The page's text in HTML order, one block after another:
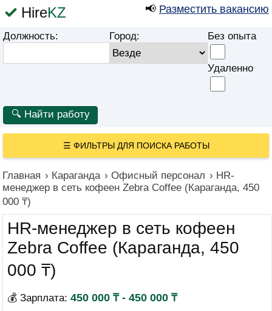
HireKZ 📢 Разместить вакансию
Должность: Город: Без опыта
Удаленно
☰ ФИЛЬТРЫ ДЛЯ ПОИСКА РАБОТЫ
Главная › Караганда › Офисный персонал › HR-
менеджер в сеть кофеен Zebra Coffee (Караганда, 450
000 ₸)
HR-менеджер в сеть кофеен
Zebra Coffee (Караганда, 450
000 ₸)
💰 Зарплата: 450 000 ₸ - 450 000 ₸